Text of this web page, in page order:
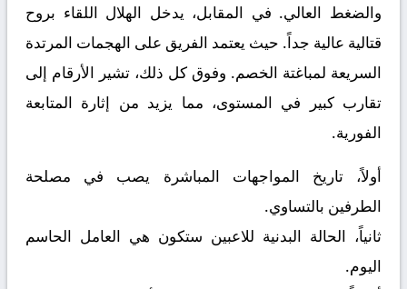
والضغط العالي. في المقابل، يدخل الهلال اللقاء بروح
قتالية عالية جداً. حيث يعتمد الفريق على الهجمات المرتدة
السريعة لمباغتة الخصم. وفوق كل ذلك، تشير الأرقام إلى
تقارب كبير في المستوى، مما يزيد من إثارة المتابعة
الفورية.
أولاً، تاريخ المواجهات المباشرة يصب في مصلحة
الطرفين بالتساوي.
ثانياً، الحالة البدنية للاعبين ستكون هي العامل الحاسم
اليوم.